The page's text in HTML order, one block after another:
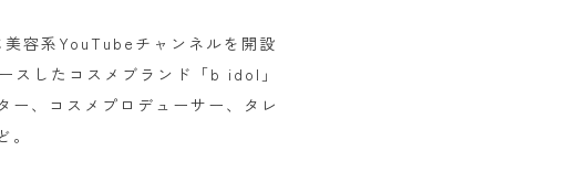
容系YouTubeチャンネルを開設
スしたコスメブランド「b idol」
ー、コスメプロデューサー、タレ